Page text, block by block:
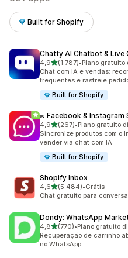
Built for Shopify
Chatty AI Chatbot & Live
4,9de 5 estrelas
(1.787)
1787 avaliações ao todo
•Plano gratuito
Chat com IA e vendas:
frequentes e rastreie
Built for Shopify
∞ Facebook & Instagram
4,9de 5 estrelas
(267)
267 avaliações ao todo
•Plano gratuito
Sincronize produtos com o
vender via chat com IA
Built for Shopify
Shopify Inbox
4,6de 5 estrelas
(5.484)
5484 avaliações ao todo
•Grátis
Chat gratuito para
Dondy: WhatsApp
4,8de 5 estrelas
(770)
770 avaliações ao todo
•Plano gratuito
Recuperação de carrinho
no WhatsApp